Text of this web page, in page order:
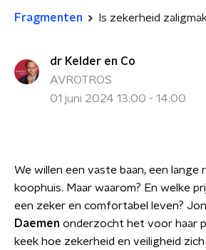
Fragmenten Is zekerheid
dr Kelder en Co
AVROTROS
01 juni 2024 13:00 - 14:00
We willen een vaste baan, een
koophuis. Maar waarom? En welke
een zeker en comfortabel leven?
Daemen onderzocht het voor haar
keek hoe zekerheid en veiligheid